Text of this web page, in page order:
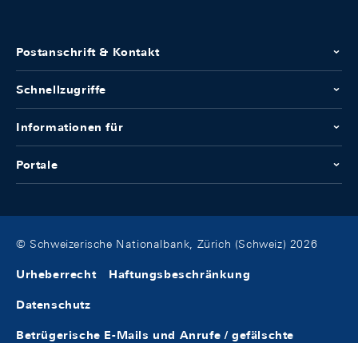
Postanschrift & Kontakt
Schnellzugriffe
Informationen für
Portale
© Schweizerische Nationalbank, Zürich (Schweiz) 2026
Urheberrecht Haftungsbeschränkung
Datenschutz
Betrügerische E-Mails und Anrufe / gefälschte